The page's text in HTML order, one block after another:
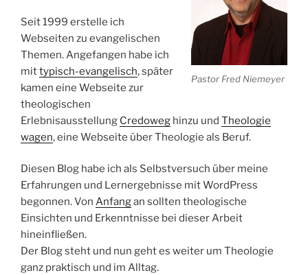
Pastor Fred Niemeyer
Seit 1999 erstelle ich
Webseiten zu evangelischen
Themen. Angefangen habe ich
mittypisch-evangelisch, später
kamen eine Webseite zur
theologischen
Erlebnisausstellung Credoweg hinzu und Theologie
wagen, eine Webseite über Theologie als Beruf.
Diesen Blog habe ich als Selbstversuch über meine
Erfahrungen und Lernergebnisse mit WordPress
begonnen. Von Anfangan sollten theologische
Einsichten und Erkenntnisse bei dieser Arbeit
hineinfließen.
Der Blog steht und nun geht es weiter um Theologie
ganz praktisch und im Alltag.